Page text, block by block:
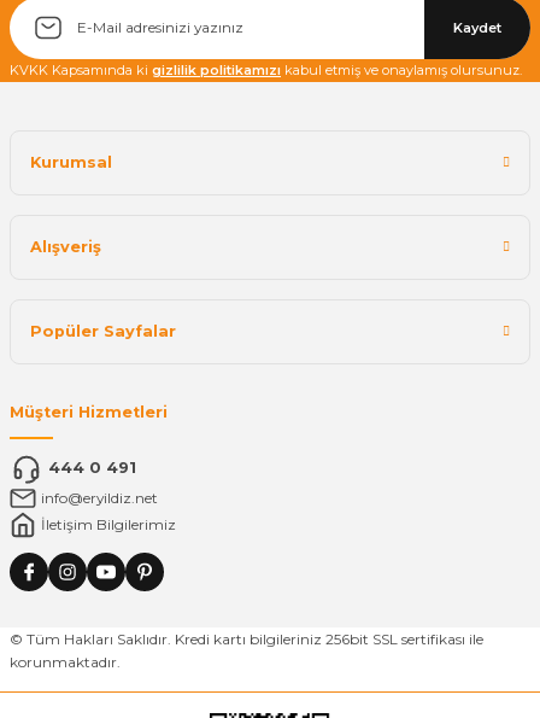
Kaydet
KVKK Kapsamında ki gizlilik politikamızı kabul etmiş ve onaylamış olursunuz.
Kurumsal
Alışveriş
Popüler Sayfalar
Müşteri Hizmetleri
444 0 491
info@eryildiz.net
İletişim Bilgilerimiz
© Tüm Hakları Saklıdır. Kredi kartı bilgileriniz 256bit SSL sertifikası ile
korunmaktadır.